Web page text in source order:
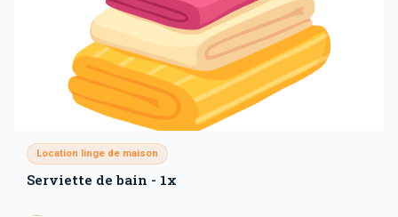
Location linge de maison
Serviette de bain - 1x